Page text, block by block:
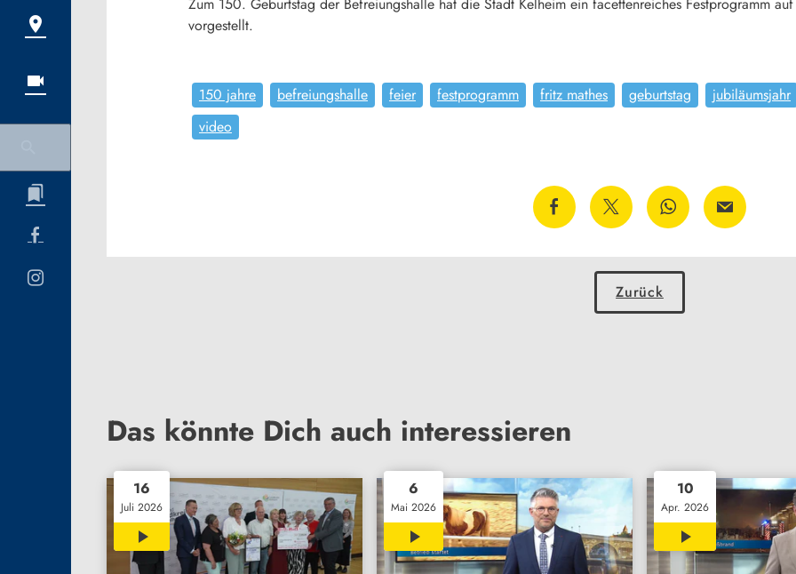
vorgestellt.
150 jahre befreiungshalle feier festprogramm fritz mathes geburtstag
jubiläumsjahr
video
Zurück
Das könnte Dich auch interessieren
16
Juli 2026
01:56
6
Mai 2026
28:06
10
Apr. 2026
30:28